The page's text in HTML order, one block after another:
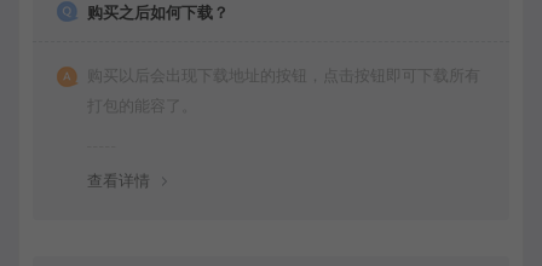
购买之后如何下载？
购买以后会出现下载地址的按钮，点击按钮即可下载所有
打包的能容了。
查看详情